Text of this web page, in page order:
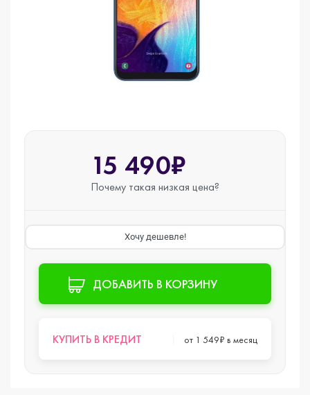
15 490₽
Почему такая низкая цена?
Хочу дешевле!
ДОБАВИТЬ В КОРЗИНУ
КУПИТЬ В КРЕДИТ от 1 549₽ в месяц